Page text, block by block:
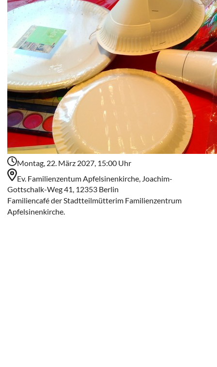
Montag, 22. März 2027, 15:00 Uhr
Ev. Familienzentum Apfelsinenkirche, Joachim-
Gottschalk-Weg 41, 12353 Berlin
Familiencafé der Stadtteilmütterim Familienzentrum
Apfelsinenkirche.